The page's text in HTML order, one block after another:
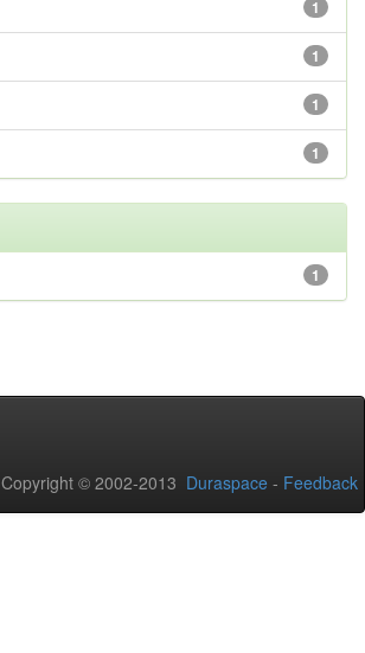
1
1
1
1
1
Copyright © 2002-2013 Duraspace - Feedback